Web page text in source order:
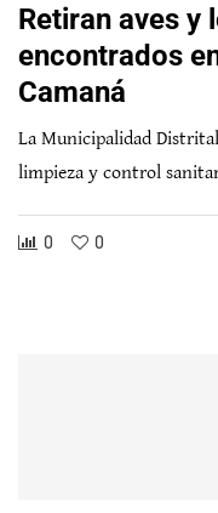
Retiran aves y
encontrados
Camaná
La Municipalidad
limpieza y control
0 0